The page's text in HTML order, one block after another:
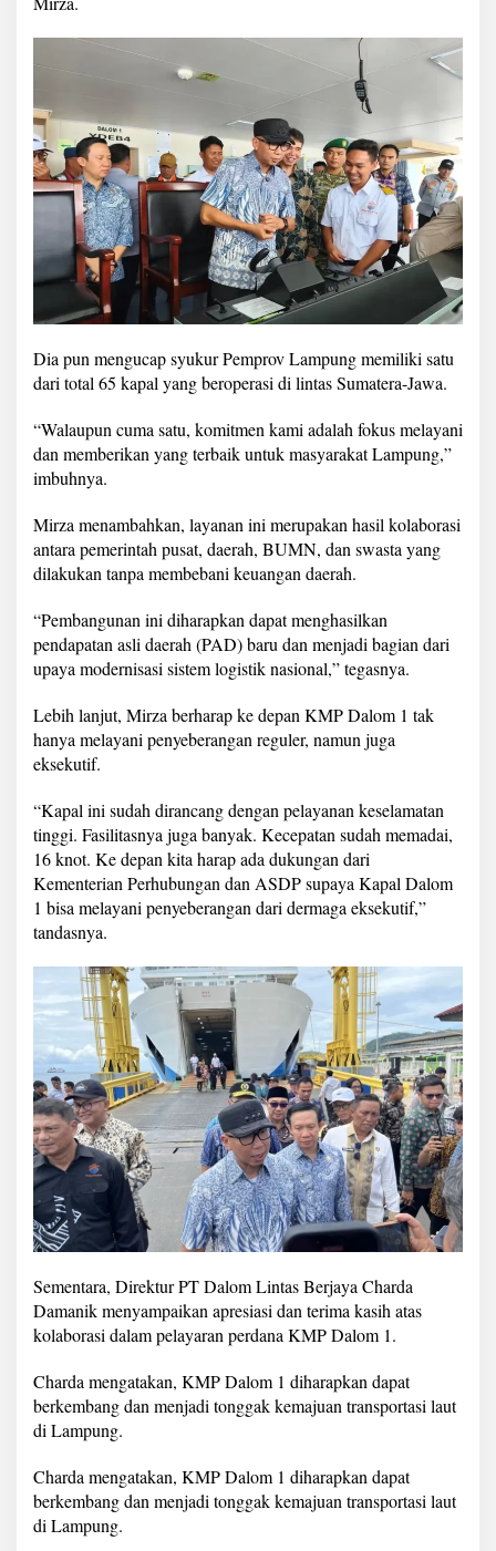
Dia pun mengucap syukur Pemprov Lampung memiliki satu
dari total 65 kapal yang beroperasi di lintas Sumatera-Jawa.
“Walaupun cuma satu, komitmen kami adalah fokus melayani
dan memberikan yang terbaik untuk masyarakat Lampung,”
imbuhnya.
Mirza menambahkan, layanan ini merupakan hasil kolaborasi
antara pemerintah pusat, daerah, BUMN, dan swasta yang
dilakukan tanpa membebani keuangan daerah.
“Pembangunan ini diharapkan dapat menghasilkan
pendapatan asli daerah (PAD) baru dan menjadi bagian dari
upaya modernisasi sistem logistik nasional,” tegasnya.
Lebih lanjut, Mirza berharap ke depan KMP Dalom 1 tak
hanya melayani penyeberangan reguler, namun juga
eksekutif.
“Kapal ini sudah dirancang dengan pelayanan keselamatan
tinggi. Fasilitasnya juga banyak. Kecepatan sudah memadai,
16 knot. Ke depan kita harap ada dukungan dari
Kementerian Perhubungan dan ASDP supaya Kapal Dalom
1 bisa melayani penyeberangan dari dermaga eksekutif,”
tandasnya.
Sementara, Direktur PT Dalom Lintas Berjaya Charda
Damanik menyampaikan apresiasi dan terima kasih atas
kolaborasi dalam pelayaran perdana KMP Dalom 1.
Charda mengatakan, KMP Dalom 1 diharapkan dapat
berkembang dan menjadi tonggak kemajuan transportasi laut
di Lampung.
Charda mengatakan, KMP Dalom 1 diharapkan dapat
berkembang dan menjadi tonggak kemajuan transportasi laut
di Lampung.